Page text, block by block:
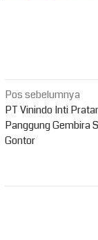
Navigasi
pos
Pos sebelumnya
PT Vinindo Inti
Panggung Gembira
Gontor